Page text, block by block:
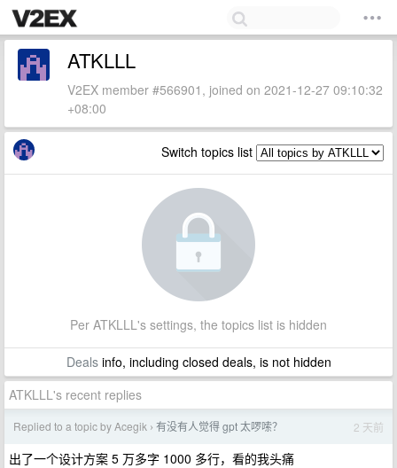
ATKLLL
V2EX member #566901, joined on 2021-12-27 09:10:32
+08:00
Switch topics list
Per ATKLLL's settings, the topics list is hidden
Dealsinfo, including closed deals, is not hidden
ATKLLL's recent replies
Replied to a topic by Acegik › 有没有人觉得 gpt 太啰嗦？ 2 天前
出了一个设计方案 5 万多字 1000 多行，看的我头痛